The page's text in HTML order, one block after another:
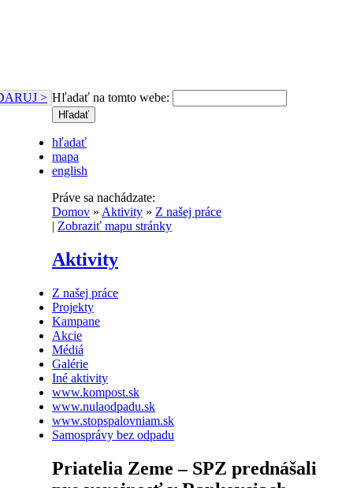
> Hľadať na tomto webe:
hľadať
mapa
english
Práve sa nachádzate:
Domov » Aktivity » Z našej práce
| Zobraziť mapu stránky
Aktivity
Z našej práce
Projekty
Kampane
Akcie
Médiá
Galérie
Iné aktivity
www.kompost.sk
www.nulaodpadu.sk
www.stopspalovniam.sk
Samosprávy bez odpadu
Priatelia Zeme – SPZ prednášali